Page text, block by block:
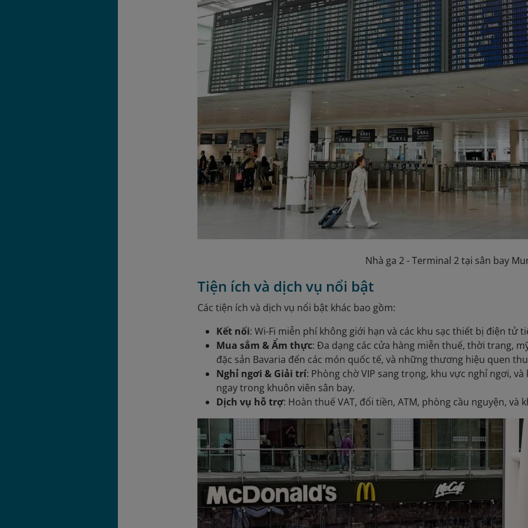
Nhà ga 2 - Terminal 2 tại sân bay
Tiện ích và dịch vụ nổi bật
Các tiện ích và dịch vụ nổi bật khác bao gồm:
Kết nối: Wi-Fi miễn phí không giới hạn và các khu sạc thiết bị điện tử
Mua sắm & Ẩm thực: Đa dạng các cửa hàng miễn thuế, thời trang,
đặc sản Bavaria đến các món quốc tế, và những thương hiệu quen
Nghỉ ngơi & Giải trí: Phòng chờ VIP sang trọng, khu vực nghỉ ngơi,
ngay trong khuôn viên sân bay.
Dịch vụ hỗ trợ: Hoàn thuế VAT, đổi tiền, ATM, phòng cầu nguyện, và